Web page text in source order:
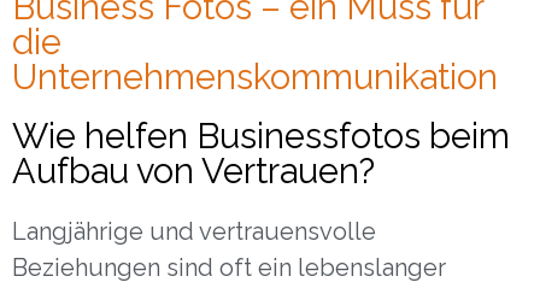
die
Unternehmenskommunikation
Wie helfen Businessfotos beim
Aufbau von Vertrauen?
Langjährige und vertrauensvolle
Beziehungen sind oft ein lebenslanger